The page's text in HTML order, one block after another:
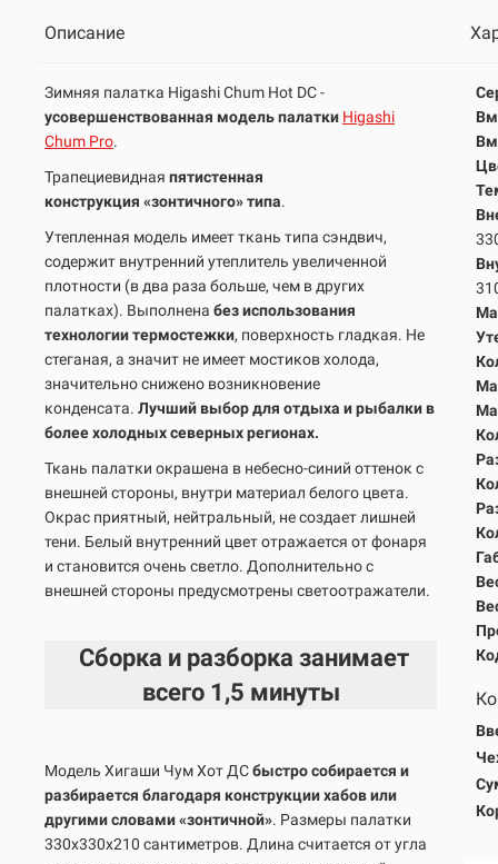
Описание
Зимняя палатка Higashi Chum Hot DC -
усовершенствованная модельпалатки Higashi
Chum Pro.
Трапециевидная пятистенная
конструкция «зонтичного» типа.
Утепленная модель имеет ткань типа сэндвич,
содержит внутренний утеплитель увеличенной
плотности (в два раза больше, чем в других
палатках). Выполнена без использования
технологии термостежки, поверхность гладкая. Не
стеганая, а значит не имеет мостиков холода,
значительно снижено возникновение
конденсата. Лучший выбор для отдыха и рыбалки в
более холодных северных регионах.
Ткань палатки окрашена в небесно-синий оттенок с
внешней стороны, внутри материал белого цвета.
Окрас приятный, нейтральный, не создает лишней
тени. Белый внутренний цвет отражается от фонаря
и становится очень светло. Дополнительно с
внешней стороны предусмотрены светоотражатели.
Сборка и разборка занимает
всего 1,5 минуты
Модель Хигаши Чум Хот ДСбыстро собирается и
разбирается благодаря конструкции хабов или
другими словами «зонтичной». Размеры палатки
330х330х210 сантиметров. Длина считается от угла